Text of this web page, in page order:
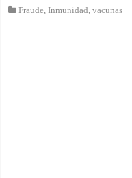
Fraude Inmunidad ,vacunas